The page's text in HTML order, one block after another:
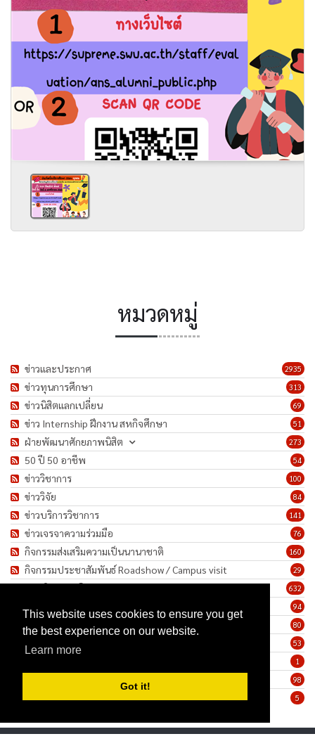
This website uses cookies to ensure you get
the best experience on our website.
Learn more
Got it!
หมวดหมู่
2935
ข่าวและประกาศ
313
ข่าวทุนการศึกษา
69
ข่าวนิสิตแลกเปลี่ยน
51
ข่าว Internship ฝึกงาน สหกิจศึกษา
273
ฝ่ายพัฒนาศักยภาพนิสิต
54
50 ปี 50 อาชีพ
100
ข่าววิชาการ
84
ข่าววิจัย
141
ข่าวบริการวิชาการ
76
ข่าวเจรจาความร่วมมือ
160
กิจกรรมส่งเสริมความเป็นนานาชาติ
29
กิจกรรมประชาสัมพันธ์ Roadshow / Campus visit
632
ภาพกิจกรรม/โครงการ
94
80
ทำนุบำรุงศิลปวัฒนธรรม
53
ข่าวประกาศรับสมัครงาน
1
98
5
มาตรการป้องกันการแพร่ระบาดของเชื้อโรค COVID-19